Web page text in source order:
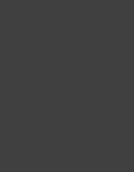
AUX HEURES SUPPL. DOIT FAIRE
8 SEPTEMBRE 2021)
La Cour de cassation répond généralement par
supplémentaires imposées par
dont il dispose légalement et en raison
...